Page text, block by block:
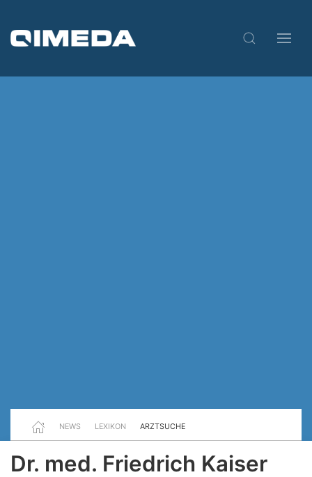
NEWS LEXIKON ARZTSUCHE
Dr. med. Friedrich Kaiser